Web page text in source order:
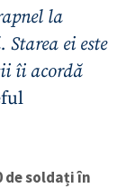
la
Starea ei este
îi acordă
de soldați în